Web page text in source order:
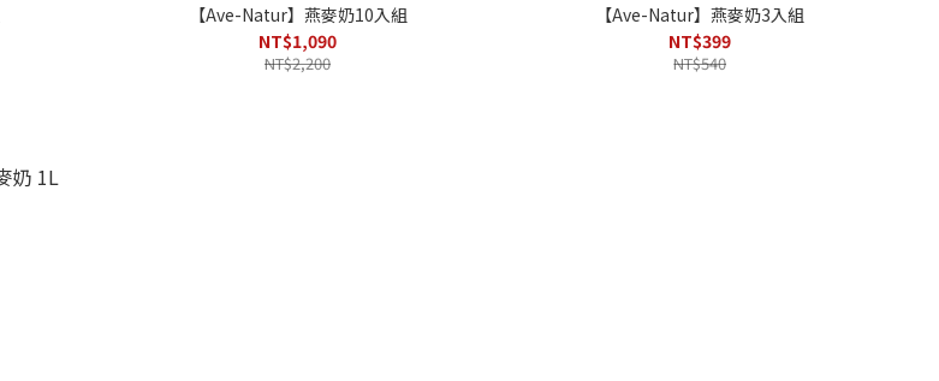
【Ave-Natur】燕麥奶10入組
NT$1,090
NT$2,200
【Ave-Natur】燕麥奶3入組
NT$399
NT$540